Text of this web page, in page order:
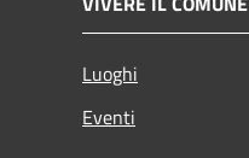
Luoghi
Eventi